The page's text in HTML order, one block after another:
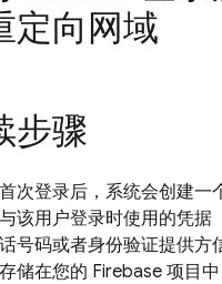
定向网域
步骤
次登录后，系统会创建一
该用户登录时使用的凭据
号码或者身份验证提供方
储在您的 Firebase 项目